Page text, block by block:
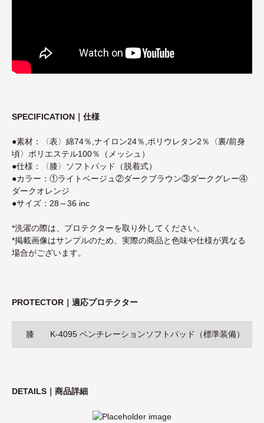
SPECIFICATION｜仕様
●素材：〈表〉綿74％,ナイロン24％,ポリウレタン2％〈裏/前身
頃〉ポリエステル100％（メッシュ）
●仕様：〈膝〉ソフトパッド（脱着式）
●カラー：①ライトベージュ②ダークブラウン③ダークグレー④
ダークオレンジ
●サイズ：28～36 inc
*洗濯の際は、プロテクターを取り外してください。
*掲載画像はサンプルのため、実際の商品と色味や仕様が異なる
場合がございます。
PROTECTOR｜適応プロテクター
膝 K-4095 ベンチレーションソフトパッド（標準装備）
DETAILS｜商品詳細